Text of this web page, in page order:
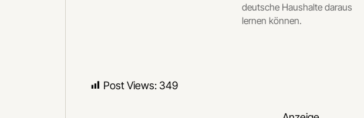
deutsche Haushalte daraus
lernen können.
Post Views: 349